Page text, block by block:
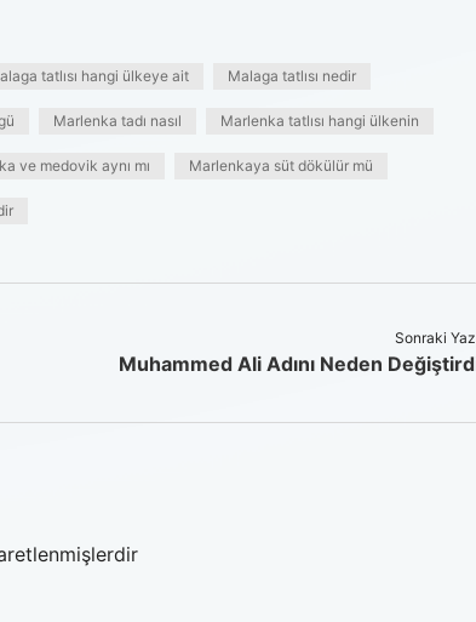
tatlısı hangi ülkeye ait Malaga tatlısı nedir
Marlenka tadı nasıl Marlenka tatlısı hangi ülkenin
ve medovik aynı mı Marlenkaya süt dökülür mü
Sonraki
Muhammed Ali Adını Neden